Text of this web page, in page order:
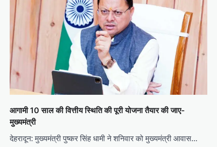
आगामी 10 साल की वित्तीय स्थिति की पूरी योजना तैयार की जाए-
मुख्यमंत्री
देहरादून: मुख्यमंत्री पुष्कर सिंह धामी ने शनिवार को मुख्यमंत्री आवास…